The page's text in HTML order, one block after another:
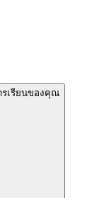
รเรียนของคุณ